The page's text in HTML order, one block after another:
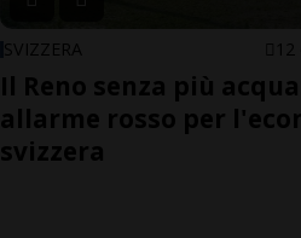
SVIZZERA
Il Reno senza più
allarme rosso per
svizzera